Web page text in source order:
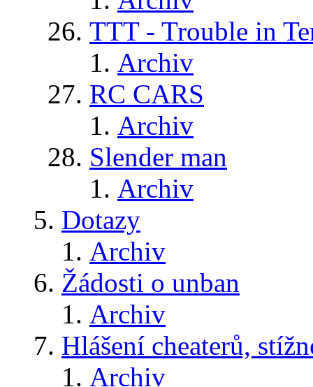
TTT - Trouble in
Archiv
RC CARS
Archiv
Slender man
Archiv
Dotazy
Archiv
Žádosti o unban
Archiv
Hlášení cheaterů,
Archiv